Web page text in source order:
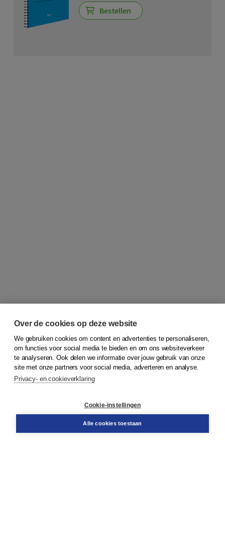
Bestellen
© 2026Koninklijke Boom uitgevers
Bestellen
Over de cookies op deze website
We gebruiken cookies om content en advertenties te personaliseren,
om functies voor social media te bieden en om ons websiteverkeer
te analyseren. Ook delen we informatie over jouw gebruik van onze
site met onze partners voor social media, adverteren en analyse.
Privacy- en cookieverklaring
Cookie-instellingen
Alle cookies toestaan